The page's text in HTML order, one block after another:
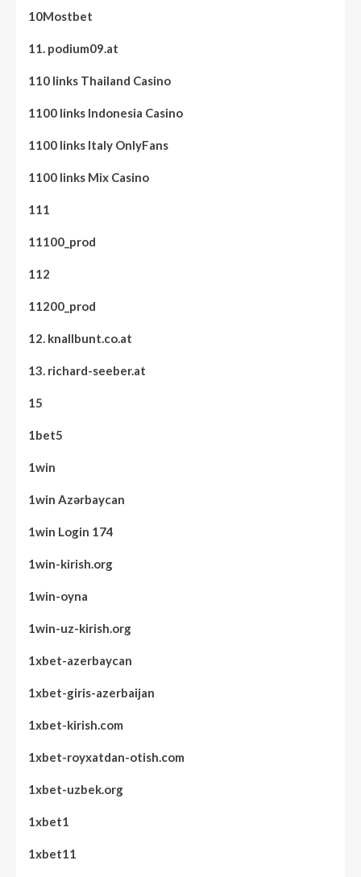
10Mostbet
11. podium09.at
110 links Thailand Casino
1100 links Indonesia Casino
1100 links Italy OnlyFans
1100 links Mix Casino
111
11100_prod
112
11200_prod
12. knallbunt.co.at
13. richard-seeber.at
15
1bet5
1win
1win Azərbaycan
1win Login 174
1win-kirish.org
1win-oyna
1win-uz-kirish.org
1xbet-azerbaycan
1xbet-giris-azerbaijan
1xbet-kirish.com
1xbet-royxatdan-otish.com
1xbet-uzbek.org
1xbet1
1xbet11